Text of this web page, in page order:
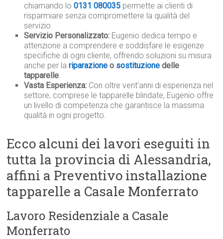
chiamando lo0131 080035 permette ai clienti di
risparmiare senza compromettere la qualità del
servizio.
Servizio Personalizzato: Eugenio dedica tempo e
attenzione a comprendere e soddisfare le esigenze
specifiche di ogni cliente, offrendo soluzioni su misura
anche per lariparazioneo sostituzione delle
tapparelle.
Vasta Esperienza: Con oltre vent’anni di esperienza nel
settore, comprese le tapparelle blindate, Eugenio offre
un livello di competenza che garantisce la massima
qualità in ogni progetto.
Ecco alcuni dei lavori eseguiti in
tutta la provincia di Alessandria,
affini a Preventivo installazione
tapparelle a Casale Monferrato
Lavoro Residenziale a Casale
Monferrato